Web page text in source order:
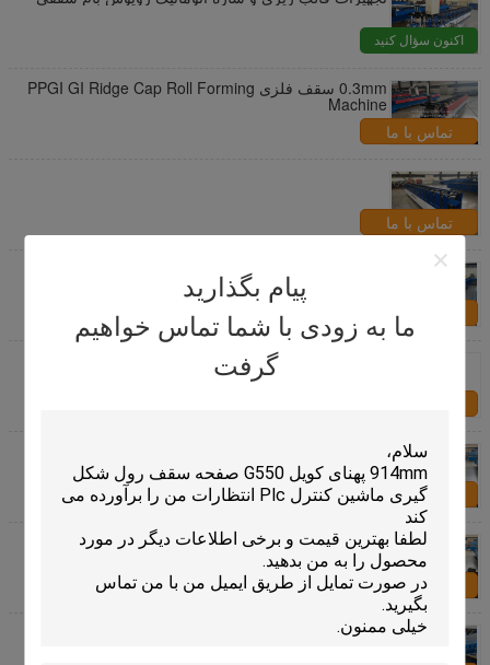
پیام بگذارید
ما به زودی با شما تماس خواهیم
گرفت
اکنون سؤال کنید
0.3mm سقف فلزی PPGI GI Ridge Cap Roll Forming
Machine
تماس با ما
تماس با ما
تماس با ما
تماس با ما
ماشین شکل گیری رول خودکار با قدرت موتور اصلی
5.5Kw و کنترل PLC برای پلاک ضخامت 0.3-0.6mm
تماس با ما
Customized Automatic Roll Former Ridge Cap Cold